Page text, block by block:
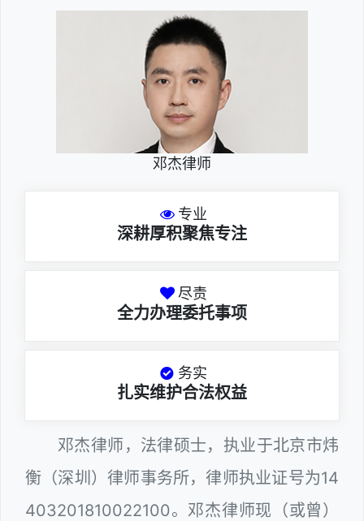
邓杰律师
专业
深耕厚积聚焦专注
尽责
全力办理委托事项
务实
扎实维护合法权益
邓杰律师，法律硕士，执业于北京市炜
衡（深圳）律师事务所，律师执业证号为14
403201810022100。邓杰律师现（或曾）